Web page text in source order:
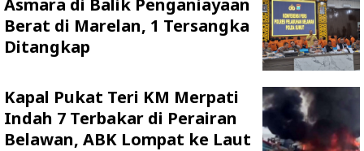
Asmara di Balik Penganiayaan
Berat di Marelan, 1 Tersangka
Ditangkap
Kapal Pukat Teri KM Merpati
Indah 7 Terbakar di Perairan
Belawan, ABK Lompat ke Laut